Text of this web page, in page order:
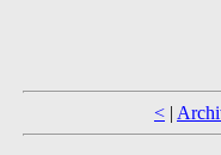
< |